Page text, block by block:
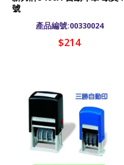
號
產品編號:00330024
$214